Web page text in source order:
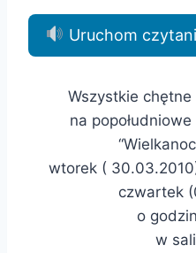
Uruchom
Wszystkie
na
wtorek (
czwartek
o
w